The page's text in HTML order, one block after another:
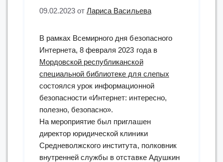
09.02.2023 отЛариса Васильева
В рамках Всемирного дня безопасного
Интернета, 8 февраля 2023 года в
Мордовской республиканской
специальной библиотеке для слепых
состоялся урок информационной
безопасности «Интернет: интересно,
полезно, безопасно».
На мероприятие был приглашен
директор юридической клиники
Средневолжского института, полковник
внутренней службы в отставке Адушкин